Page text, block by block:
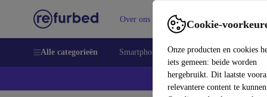
Cookie-
Onze producten en cookies
iets gemeen: beide worden
hergebruikt. Dit laatste
relevantere content te
Over ons Verkopen Support
Alle categorieën Smartphones Laptops Tablets